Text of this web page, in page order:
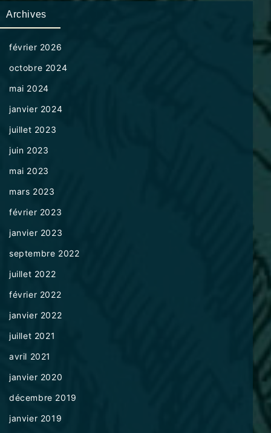
Archives
février 2026
octobre 2024
mai 2024
janvier 2024
juillet 2023
juin 2023
mai 2023
mars 2023
février 2023
janvier 2023
septembre 2022
juillet 2022
février 2022
janvier 2022
juillet 2021
avril 2021
janvier 2020
décembre 2019
janvier 2019